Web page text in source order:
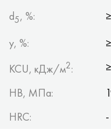
d5, %:
y, %:
KCU, кДж/м2:
HB, МПа:
HRC:
-